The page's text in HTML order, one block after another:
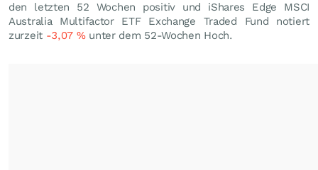
den letzten 52 Wochen positiv und iShares Edge MSCI
Australia Multifactor ETF Exchange Traded Fund notiert
zurzeit -3,07 %unter dem 52-Wochen Hoch.